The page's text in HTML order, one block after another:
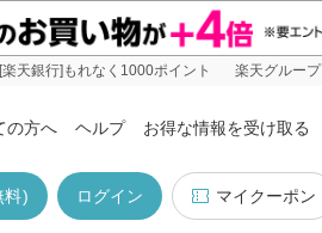
[楽天銀行]もれなく1000ポイント 楽天グループ
の方へ ヘルプ お得な情報を受け取る
マイクーポン
ログイン
料)